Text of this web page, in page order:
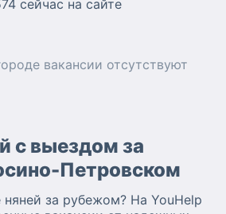
сейчас на сайте
вакансии отсутствуют
с выездом за
Петровском
няней за рубежом? На YouHelp